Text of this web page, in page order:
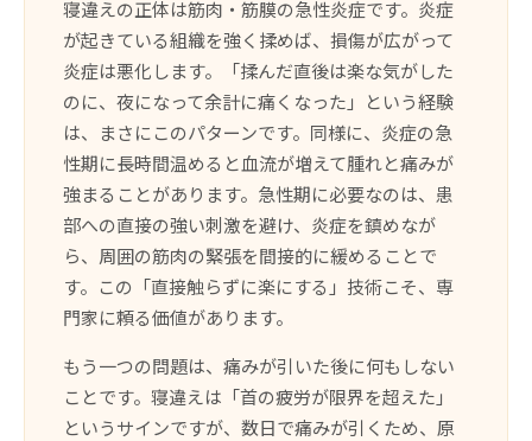
寝違えの正体は筋肉・筋膜の急性炎症です。炎症
が起きている組織を強く揉めば、損傷が広がって
炎症は悪化します。「揉んだ直後は楽な気がした
のに、夜になって余計に痛くなった」という経験
は、まさにこのパターンです。同様に、炎症の急
性期に長時間温めると血流が増えて腫れと痛みが
強まることがあります。急性期に必要なのは、患
部への直接の強い刺激を避け、炎症を鎮めなが
ら、周囲の筋肉の緊張を間接的に緩めることで
す。この「直接触らずに楽にする」技術こそ、専
門家に頼る価値があります。
もう一つの問題は、痛みが引いた後に何もしない
ことです。寝違えは「首の疲労が限界を超えた」
というサインですが、数日で痛みが引くため、原